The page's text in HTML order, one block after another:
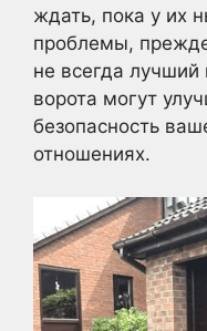
ждать, пока у их
проблемы,
не всегда
ворота могут
безопасность
отношениях.